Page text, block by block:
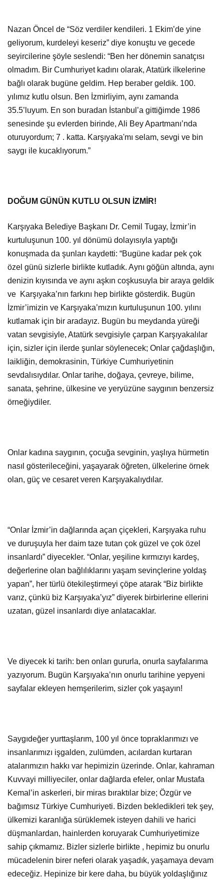
Nazan Öncel de “Söz verdiler kendileri. 1 Ekim’de yine
geliyorum, kurdeleyi keseriz” diye konuştu ve gecede
seyircilerine şöyle seslendi: “Ben her dönemin sanatçısı
olmadım. Bir Cumhuriyet kadını olarak, Atatürk ilkelerine
bağlı olarak bugüne geldim. Hep beraber geldik. 100.
yılımız kutlu olsun. Ben İzmirliyim, aynı zamanda
35.5’luyum. En son buradan İstanbul’a gittiğimde 1986
senesinde şu evlerden birinde, Ali Bey Apartmanı’nda
oturuyordum; 7 . katta. Karşıyaka'mı selam, sevgi ve bin
saygı ile kucaklıyorum.”
DOĞUM GÜNÜN KUTLU OLSUN İZMİR!
Karşıyaka Belediye Başkanı Dr. Cemil Tugay, İzmir’in
kurtuluşunun 100. yıl dönümü dolayısıyla yaptığı
konuşmada da şunları kaydetti: “Bugüne kadar pek çok
özel günü sizlerle birlikte kutladık. Aynı göğün altında, aynı
denizin kıyısında ve aynı aşkın coşkusuyla bir araya geldik
ve Karşıyaka’nın farkını hep birlikte gösterdik. Bugün
İzmir’imizin ve Karşıyaka’mızın kurtuluşunun 100. yılını
kutlamak için bir aradayız. Bugün bu meydanda yüreği
vatan sevgisiyle, Atatürk sevgisiyle çarpan Karşıyakalılar
için, sizler için ilerde şunlar söylenecek; Onlar çağdaşlığın,
laikliğin, demokrasinin, Türkiye Cumhuriyetinin
sevdalısıydılar. Onlar tarihe, doğaya, çevreye, bilime,
sanata, şehrine, ülkesine ve yeryüzüne saygının benzersiz
örneğiydiler.
Onlar kadına saygının, çocuğa sevginin, yaşlıya hürmetin
nasıl gösterileceğini, yaşayarak öğreten, ülkelerine örnek
olan, güç ve cesaret veren Karşıyakalıydılar.
“Onlar İzmir’in dağlarında açan çiçekleri, Karşıyaka ruhu
ve duruşuyla her daim taze tutan çok güzel ve çok özel
insanlardı” diyecekler. “Onlar, yeşiline kırmızıyı kardeş,
değerlerine olan bağlılıklarını yaşam sevinçlerine yoldaş
yapan”, her türlü ötekileştirmeyi çöpe atarak “Biz birlikte
varız, çünkü biz Karşıyaka’yız” diyerek birbirlerine ellerini
uzatan, güzel insanlardı diye anlatacaklar.
Ve diyecek ki tarih: ben onları gururla, onurla sayfalarıma
yazıyorum. Bugün Karşıyaka’nın onurlu tarihine yepyeni
sayfalar ekleyen hemşerilerim, sizler çok yaşayın!
Saygıdeğer yurttaşlarım, 100 yıl önce topraklarımızı ve
insanlarımızı işgalden, zulümden, acılardan kurtaran
atalarımızın hakkı var hepimizin üzerinde. Onlar, kahraman
Kuvvayi milliyeciler, onlar dağlarda efeler, onlar Mustafa
Kemal’in askerleri, bir miras bıraktılar bize; Özgür ve
bağımsız Türkiye Cumhuriyeti. Bizden bekledikleri tek şey,
ülkemizi karanlığa sürüklemek isteyen dahili ve harici
düşmanlardan, hainlerden koruyarak Cumhuriyetimize
sahip çıkmamız. Bizler sizlerle birlikte , hepimiz bu onurlu
mücadelenin birer neferi olarak yaşadık, yaşamaya devam
edeceğiz. Hepinize bir kere daha, bu büyük yoldaşlığınız